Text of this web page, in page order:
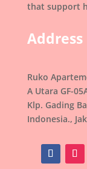
that support
Address
Ruko
A Utara GF-
Klp. Gading
Indonesia.,